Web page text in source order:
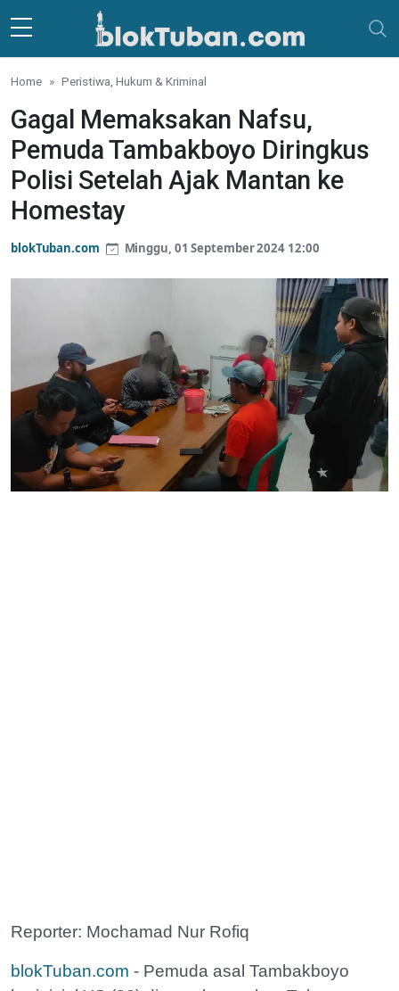
Skip to main content
Home Peristiwa, Hukum & Kriminal
Gagal Memaksakan Nafsu,
Pemuda Tambakboyo Diringkus
Polisi Setelah Ajak Mantan ke
Homestay
blokTuban.com Minggu, 01 September 2024 12:00
Reporter: Mochamad Nur Rofiq
blokTuban.com - Pemuda asal Tambakboyo